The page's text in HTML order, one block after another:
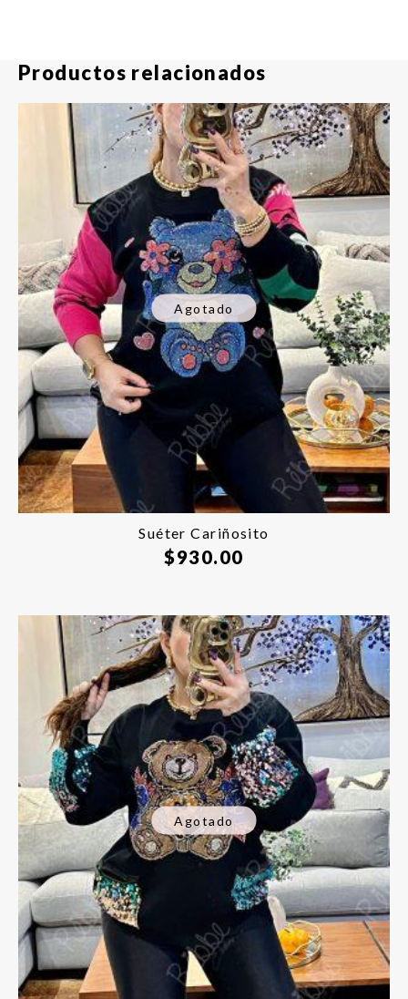
Productos relacionados
Agotado
Suéter Cariñosito
$930.00
Agotado